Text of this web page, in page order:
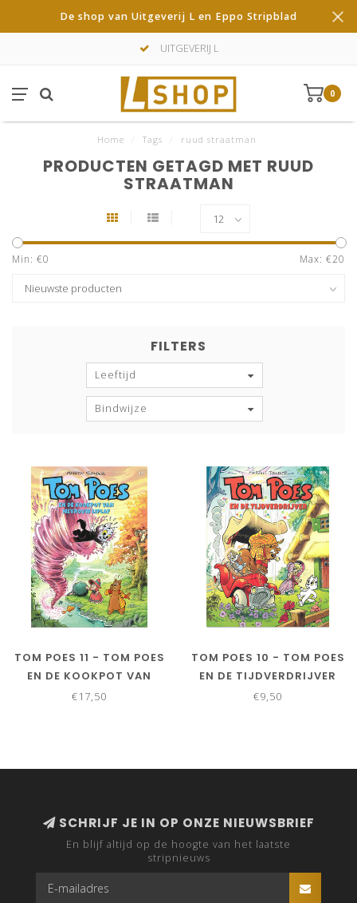
De shop van Uitgeverij L en Eppo Stripblad
UITGEVERIJ L
0
Home Tags ruud straatman
PRODUCTEN GETAGD MET RUUD
STRAATMAN
Min: €0 Max: €20
FILTERS
Leeftijd
Bindwijze
TOM POES 11 - TOM POES
EN DE KOOKPOT VAN
MEVROUW LIPLAF
€17,50
TOM POES 10 - TOM POES
EN DE TIJDVERDRIJVER
€9,50
SCHRIJF JE IN OP ONZE NIEUWSBRIEF
En blijf altijd op de hoogte van het laatste
stripnieuws